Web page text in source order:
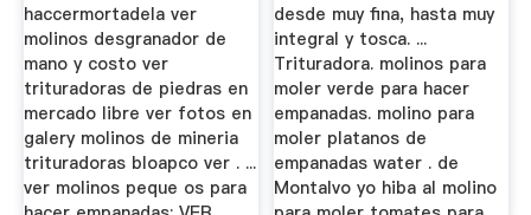
haccermortadela ver
molinos desgranador de
mano y costo ver
trituradoras de piedras en
mercado libre ver fotos en
galery molinos de mineria
trituradoras bloapco ver . ...
ver molinos peque os para
desde muy fina, hasta muy
integral y tosca. ...
Trituradora. molinos para
moler verde para hacer
empanadas. molino para
moler platanos de
empanadas water . de
Montalvo yo hiba al molino